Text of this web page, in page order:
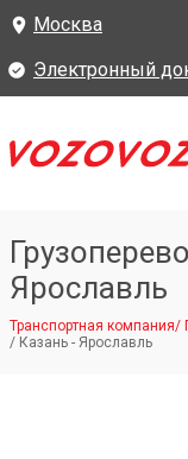
Москва
Электронный
Ярославль
Транспортная компания/
/ Казань - Ярославль